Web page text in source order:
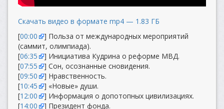
Скачать видео в формате mp4 — 1.83 ГБ
[00:00
] Польза от международных мероприятий
(саммит, олимпиада).
[06:35
] Инициатива Кудрина о реформе МВД.
[07:55
] Сон, осознанные сновидения.
[09:50
] Нравственность.
[10:45
] «Новые» души.
[12:00
] Информация о допотопных цивилизациях.
[14:00
] Президент фонда.